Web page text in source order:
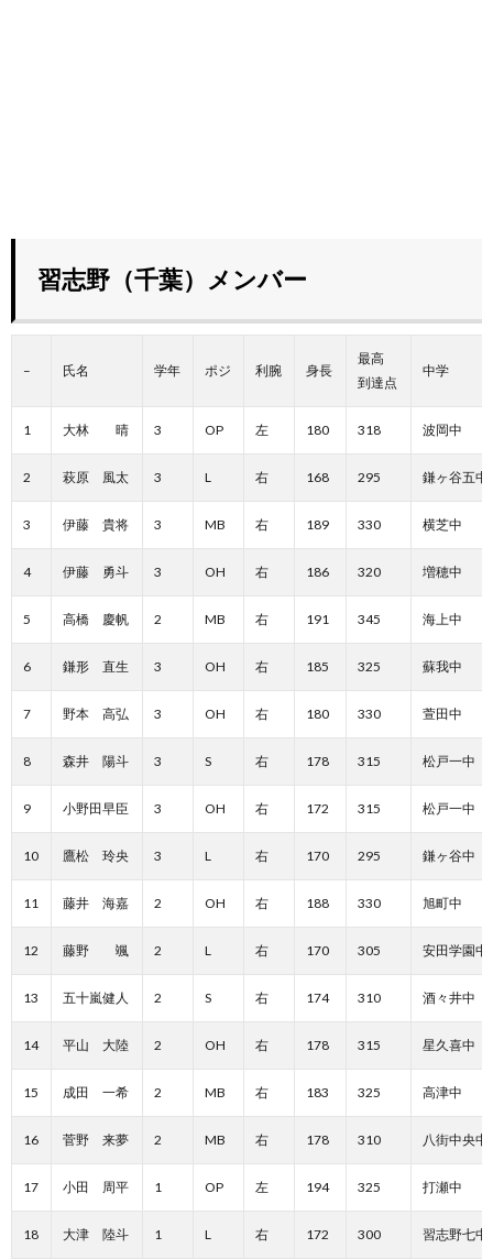
習志野（千葉）メンバー
– 氏名 学年 ポジ 利腕 身長
最高
到達点
中学
1 大林 晴 3 OP 左 180 318 波岡中
2 萩原 風太 3 L 右 168 295 鎌ヶ谷五中
3 伊藤 貴将 3 MB 右 189 330 横芝中
4 伊藤 勇斗 3 OH 右 186 320 増穂中
5 高橋 慶帆 2 MB 右 191 345 海上中
6 鎌形 直生 3 OH 右 185 325 蘇我中
7 野本 高弘 3 OH 右 180 330 萱田中
8 森井 陽斗 3 S 右 178 315 松戸一中
9 小野田早臣 3 OH 右 172 315 松戸一中
10 鷹松 玲央 3 L 右 170 295 鎌ヶ谷中
11 藤井 海嘉 2 OH 右 188 330 旭町中
12 藤野 颯 2 L 右 170 305 安田学園中
13 五十嵐健人 2 S 右 174 310 酒々井中
14 平山 大陸 2 OH 右 178 315 星久喜中
15 成田 一希 2 MB 右 183 325 高津中
16 菅野 来夢 2 MB 右 178 310 八街中央中
17 小田 周平 1 OP 左 194 325 打瀬中
18 大津 陸斗 1 L 右 172 300 習志野七中